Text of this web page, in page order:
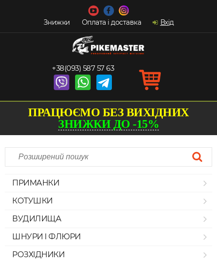
Знижки Оплата і доставка Вхід
+38(093) 587 57 63
ПРАЦЮЄМО БЕЗ ВИХІДНИХ
ЗНИЖКИ ДО -15%
ПРИМАНКИ
КОТУШКИ
ВУДИЛИЩА
ШНУРИ І ФЛЮРИ
РОЗХІДНИКИ